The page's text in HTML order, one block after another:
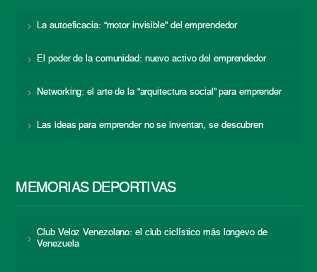
La autoeficacia: “motor invisible” del emprendedor
El poder de la comunidad: nuevo activo del emprendedor
Networking: el arte de la “arquitectura social” para emprender
Las ideas para emprender no se inventan, se descubren
MEMORIAS DEPORTIVAS
Club Veloz Venezolano: el club ciclístico más longevo de
Venezuela